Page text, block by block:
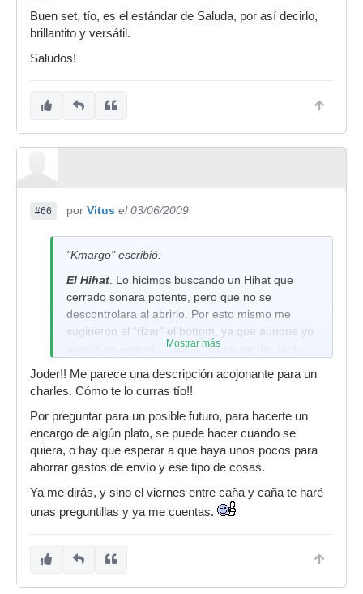
Buen set, tío, es el estándar de Saluda, por así decirlo,
brillantito y versátil.
Saludos!
#66 por Vitus el 03/06/2009
"Kmargo" escribió:
El Hihat . Lo hicimos buscando un Hihat que
cerrado sonara potente, pero que no se
descontrolara al abrirlo. Por esto mismo me
sugirieron el “rizar” el bottom, ya que aunque yo
quería agujerearlo, buscamos no perder tanto
bastante potente. Para que no se descontrolase
pensamos en pesos medium como máximo, ya
que en pesos superiores, además, iba a ser
difícil rizar el bottom. Por esto mismo dejamos el
Top algo más ligero, y el bottom como ya he
indicado, medium. El sonido es precioso, justo
abierto no se descontrola, quizá incluso se
queda un pelín “corto” en ciertos contextos MUY
otros platos con los que marcar ritmo. Al pisarlo
volumen que otros hihats que he probado con
Mostrar más
Joder!! Me parece una descripción acojonante para un
charles. Cómo te lo curras tío!!
Por preguntar para un posible futuro, para hacerte un
encargo de algún plato, se puede hacer cuando se
quiera, o hay que esperar a que haya unos pocos para
ahorrar gastos de envío y ese tipo de cosas.
Ya me dirás, y sino el viernes entre caña y caña te haré
unas preguntillas y ya me cuentas.